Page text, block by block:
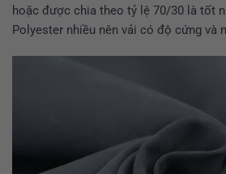
hoặc được chia theo tỷ lệ 70/30 là tốt
Polyester nhiều nên vải có độ cứng và